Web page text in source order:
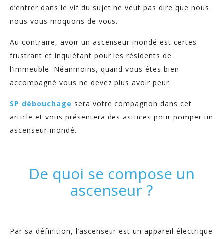
d’entrer dans le vif du sujet ne veut pas dire que nous
nous vous moquons de vous.
Au contraire, avoir un ascenseur inondé est certes
frustrant et inquiétant pour les résidents de
l’immeuble. Néanmoins, quand vous êtes bien
accompagné vous ne devez plus avoir peur.
SP débouchage sera votre compagnon dans cet
article et vous présentera des astuces pour pomper un
ascenseur inondé.
De quoi se compose un
ascenseur ?
Par sa définition, l’ascenseur est un appareil électrique